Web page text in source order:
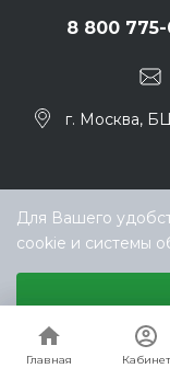
Главная Кабинет
Главная Кабинет
8 800
г. Москва,
© ООО
Для Вашего
cookie и системы
Аналитические/